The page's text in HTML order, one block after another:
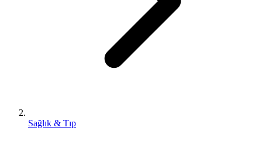
Sağlık & Tıp